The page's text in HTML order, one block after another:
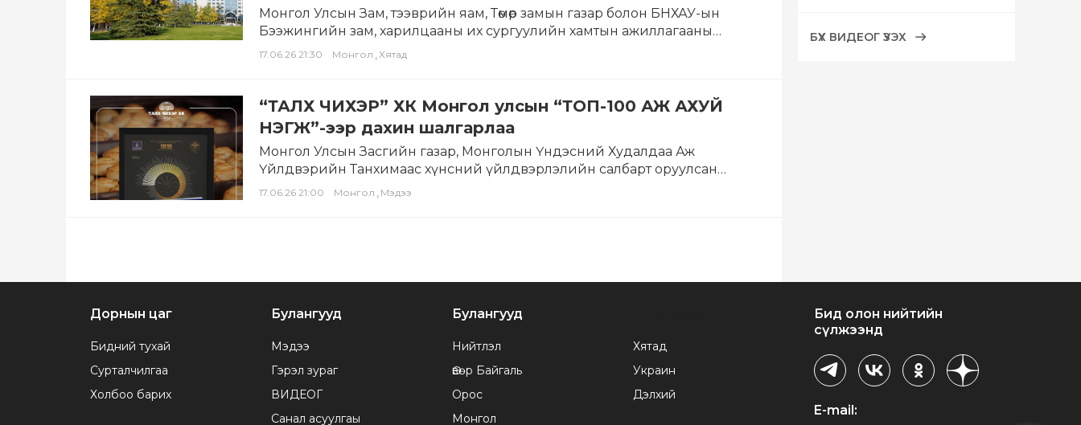
Монгол Улсын Зам, тээврийн яам, Төмөр замын газар болон БНХАУ-ын
Бээжингийн зам, харилцааны их сургуулийн хамтын ажиллагааны
хүрээнд хэрэгжиж…
17.06.26 21:30 Монгол , Хятад
“ТАЛХ ЧИХЭР” ХК Монгол улсын “ТОП-100 АЖ АХУЙ
НЭГЖ”-ээр дахин шалгарлаа
Монгол Улсын Засгийн газар, Монголын Үндэсний Худалдаа Аж
Үйлдвэрийн Танхимаас хүнсний үйлдвэрлэлийн салбарт оруулсан
хөгжил дэвшил, үнэтэй хувь нэмрийг…
17.06.26 21:00 Монгол , Мэдээ
БҮХ ВИДЕОГ ҮЗЭХ
Дорнын цаг
Бидний тухай
Сурталчилгаа
Холбоо барих
Булангууд
Мэдээ
Гэрэл зураг
ВИДЕОГ
Санал асуулгаы
Булангууд
Нийтлэл
Өвөр Байгаль
Орос
Монгол
Хятад
Украин
Дэлхий
Бид олон нийтийн
сүлжээнд
E-mail: